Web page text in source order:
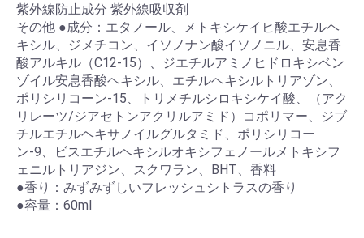
紫外線防止成分 紫外線吸収剤
その他 ●成分：エタノール、メトキシケイヒ酸エチルヘ
キシル、ジメチコン、イソノナン酸イソノニル、安息香
酸アルキル（C12-15）、ジエチルアミノヒドロキシベン
ゾイル安息香酸ヘキシル、エチルヘキシルトリアゾン、
ポリシリコーン-15、トリメチルシロキシケイ酸、（アク
リレーツ/ジアセトンアクリルアミド）コポリマー、ジブ
チルエチルヘキサノイルグルタミド、ポリシリコー
ン-9、ビスエチルヘキシルオキシフェノールメトキシフ
ェニルトリアジン、スクワラン、BHT、香料
●香り：みずみずしいフレッシュシトラスの香り
●容量：60ml